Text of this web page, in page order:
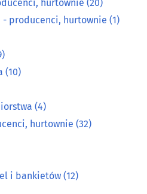
hurtownie (20)
producenci, hurtownie
(10)
hurtownie (20)
producenci, hurtownie (1)
(10)
(4)
hurtownie (32)
i bankietów (12)